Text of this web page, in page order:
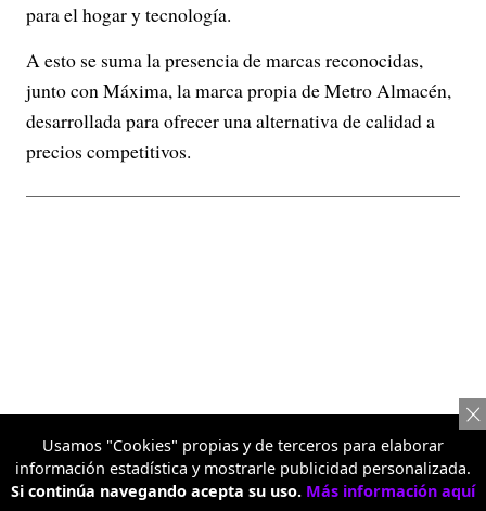
para el hogar y tecnología.
A esto se suma la presencia de marcas reconocidas,
junto con Máxima, la marca propia de Metro Almacén,
desarrollada para ofrecer una alternativa de calidad a
precios competitivos.
Usamos "Cookies" propias y de terceros para elaborar
información estadística y mostrarle publicidad personalizada.
Si continúa navegando acepta su uso. Más información aquí